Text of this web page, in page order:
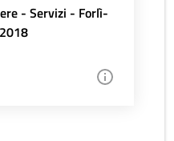
- Servizi - Forlì-